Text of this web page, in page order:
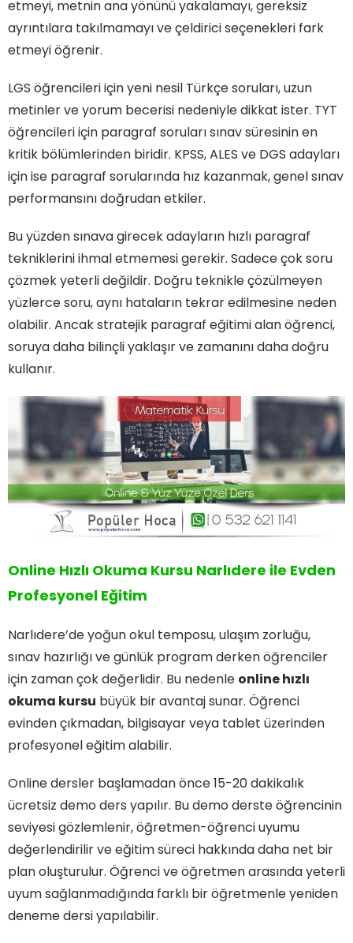
etmeyi, metnin ana yönünü yakalamayı, gereksiz
ayrıntılara takılmamayı ve çeldirici seçenekleri fark
etmeyi öğrenir.
LGS öğrencileri için yeni nesil Türkçe soruları, uzun
metinler ve yorum becerisi nedeniyle dikkat ister. TYT
öğrencileri için paragraf soruları sınav süresinin en
kritik bölümlerinden biridir. KPSS, ALES ve DGS adayları
için ise paragraf sorularında hız kazanmak, genel sınav
performansını doğrudan etkiler.
Bu yüzden sınava girecek adayların hızlı paragraf
tekniklerini ihmal etmemesi gerekir. Sadece çok soru
çözmek yeterli değildir. Doğru teknikle çözülmeyen
yüzlerce soru, aynı hataların tekrar edilmesine neden
olabilir. Ancak stratejik paragraf eğitimi alan öğrenci,
soruya daha bilinçli yaklaşır ve zamanını daha doğru
kullanır.
Online Hızlı Okuma Kursu Narlıdere ile Evden
Profesyonel Eğitim
Narlıdere’de yoğun okul temposu, ulaşım zorluğu,
sınav hazırlığı ve günlük program derken öğrenciler
için zaman çok değerlidir. Bu nedenle online hızlı
okuma kursu büyük bir avantaj sunar. Öğrenci
evinden çıkmadan, bilgisayar veya tablet üzerinden
profesyonel eğitim alabilir.
Online dersler başlamadan önce 15-20 dakikalık
ücretsiz demo ders yapılır. Bu demo derste öğrencinin
seviyesi gözlemlenir, öğretmen-öğrenci uyumu
değerlendirilir ve eğitim süreci hakkında daha net bir
plan oluşturulur. Öğrenci ve öğretmen arasında yeterli
uyum sağlanmadığında farklı bir öğretmenle yeniden
deneme dersi yapılabilir.